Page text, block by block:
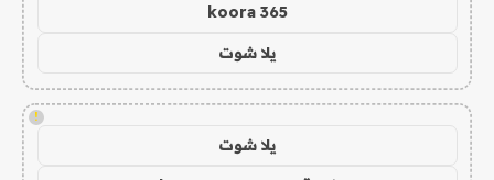
koora 365
يلا شوت
!
يلا شوت